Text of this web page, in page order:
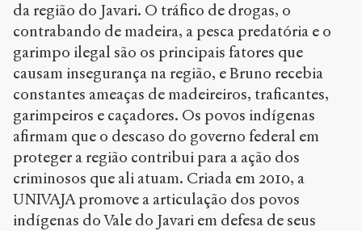
da região do Javari. O tráfico de drogas, o
contrabando de madeira, a pesca predatória e o
garimpo ilegal são os principais fatores que
causam insegurança na região, e Bruno recebia
constantes ameaças de madeireiros, traficantes,
garimpeiros e caçadores. Os povos indígenas
afirmam que o descaso do governo federal em
proteger a região contribui para a ação dos
criminosos que ali atuam. Criada em 2010, a
UNIVAJA promove a articulação dos povos
indígenas do Vale do Javari em defesa de seus